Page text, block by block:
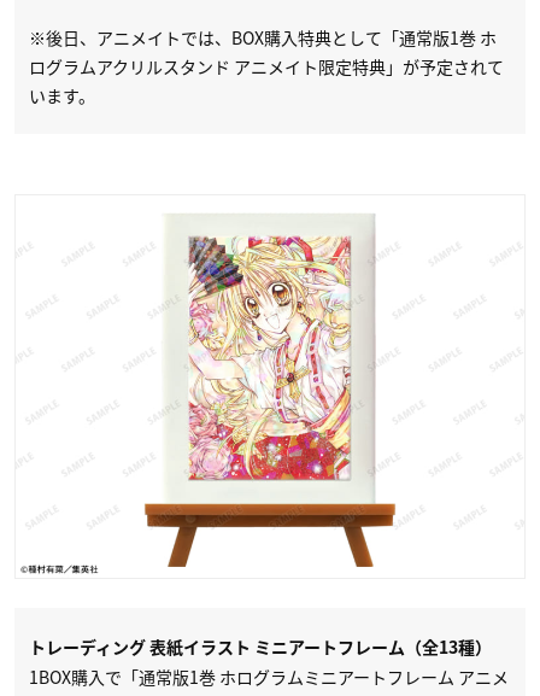
※後日、アニメイトでは、BOX購入特典として「通常版1巻 ホ
ログラムアクリルスタンド アニメイト限定特典」が予定されて
います。
トレーディング 表紙イラスト ミニアートフレーム（全13種）
1BOX購入で「通常版1巻 ホログラムミニアートフレーム アニメ